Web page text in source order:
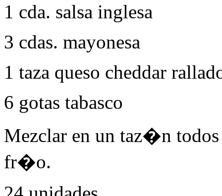
1 cda. salsa inglesa
3 cdas. mayonesa
1 taza queso cheddar
6 gotas tabasco
Mezclar en un taz�n
fr�o.